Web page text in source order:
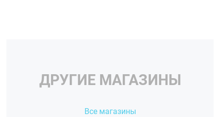
ДРУГИЕ МАГАЗИНЫ
Все магазины